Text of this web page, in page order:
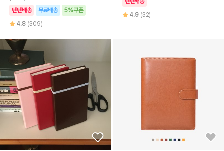
텐텐배송 무료배송
5%쿠폰
4.8 (309)
텐텐배송
4.9 (32)